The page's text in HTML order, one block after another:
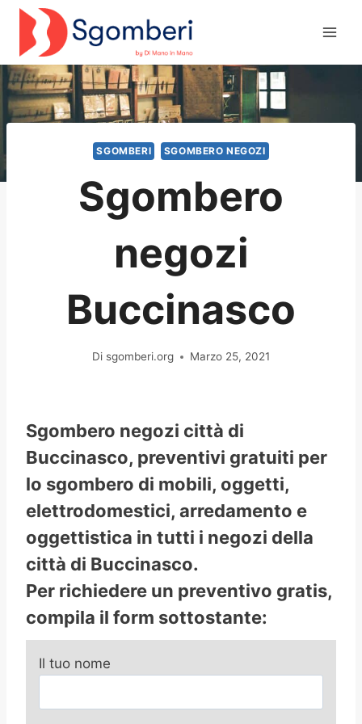
Salta
contenuto
SGOMBERI SGOMBERO NEGOZI
Sgombero
negozi
Buccinasco
Di sgomberi.org Marzo 25, 2021
Sgombero negozi città di
Buccinasco, preventivi gratuiti per
lo sgombero di mobili, oggetti,
elettrodomestici, arredamento e
oggettistica in tutti i negozi della
città di Buccinasco.
Per richiedere un preventivo gratis,
compila il form sottostante:
Il tuo nome